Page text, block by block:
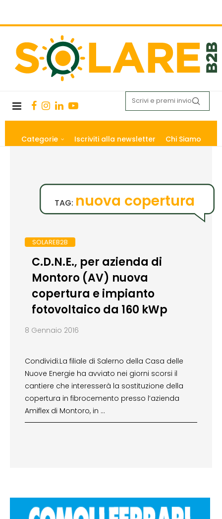
Categorie Iscriviti alla newsletter Chi Siamo
TAG: nuova copertura
SOLAREB2B
C.D.N.E., per azienda di
Montoro (AV) nuova
copertura e impianto
fotovoltaico da 160 kWp
8 Gennaio 2016
Condividi:La filiale di Salerno della Casa delle
Nuove Energie ha avviato nei giorni scorsi il
cantiere che interesserà la sostituzione della
copertura in fibrocemento presso l’azienda
Amiflex di Montoro, in …